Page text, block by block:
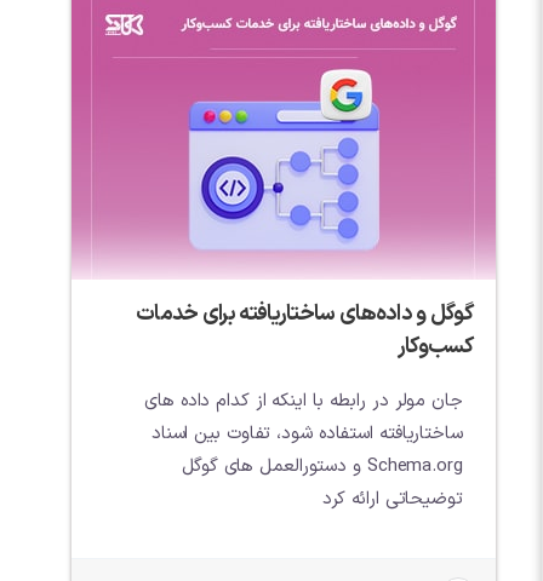
گوگل و داده‌های ساختاریافته برای خدمات
کسب‌وکار
جان مولر در رابطه با اینکه از کدام داده های
ساختاریافته استفاده شود، تفاوت بین اسناد
Schema.org و دستورالعمل های گوگل
توضیحاتی ارائه کرد